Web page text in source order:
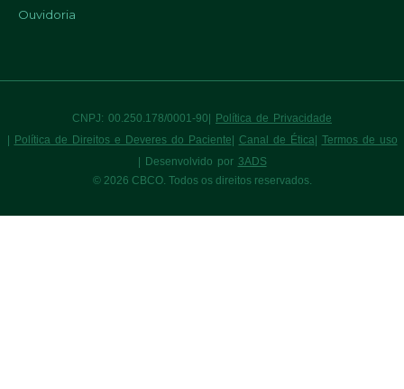
Ouvidoria
CNPJ: 00.250.178/0001-90
Política de Privacidade
Política de Direitos e Deveres do Paciente Canal de Ética| Termos de uso
| Desenvolvido por 3ADS
© 2026 CBCO. Todos os direitos reservados.